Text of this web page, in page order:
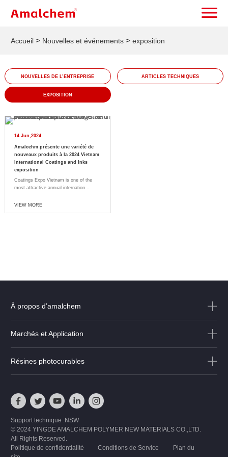
Accueil> Nouvelles et événements> exposition
NOUVELLES DE L’ENTREPRISE ARTICLES TECHNIQUES
EXPOSITION
14 Jun,2024
Amalcehm présente une variété de
nouveaux produits à la 2024 Vietnam
International Coatings and Inks
exposition
Coatings Expo Vietnam is one of the
most attractive annual internation...
VIEW MORE
À propos d’amalchem
Marchés et Application
Résines photocurables
Support technique :NSW
© 2024 YINGDE AMALCHEM POLYMER NEW MATERIALS CO.,LTD.
All Rights Reserved.
Politique de confidentialité
Conditions de Service
Plan du